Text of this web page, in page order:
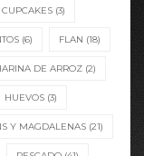
CUPCAKES(3)
(6) FLAN (18)
DE ARROZ (2)
HUEVOS(3)
Y MAGDALENAS(21)